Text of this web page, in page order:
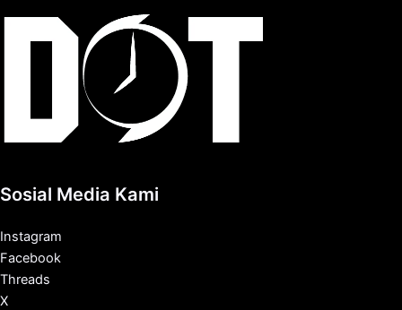
Sosial Media Kami
Instagram
Facebook
Threads
X